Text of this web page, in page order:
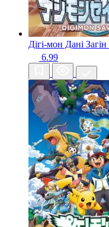
Дігі-мон Дані Загін
6.99